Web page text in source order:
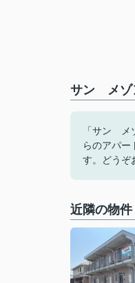
サン メゾ
「サン メ
らのアパー
す。どうぞ
近隣の物件